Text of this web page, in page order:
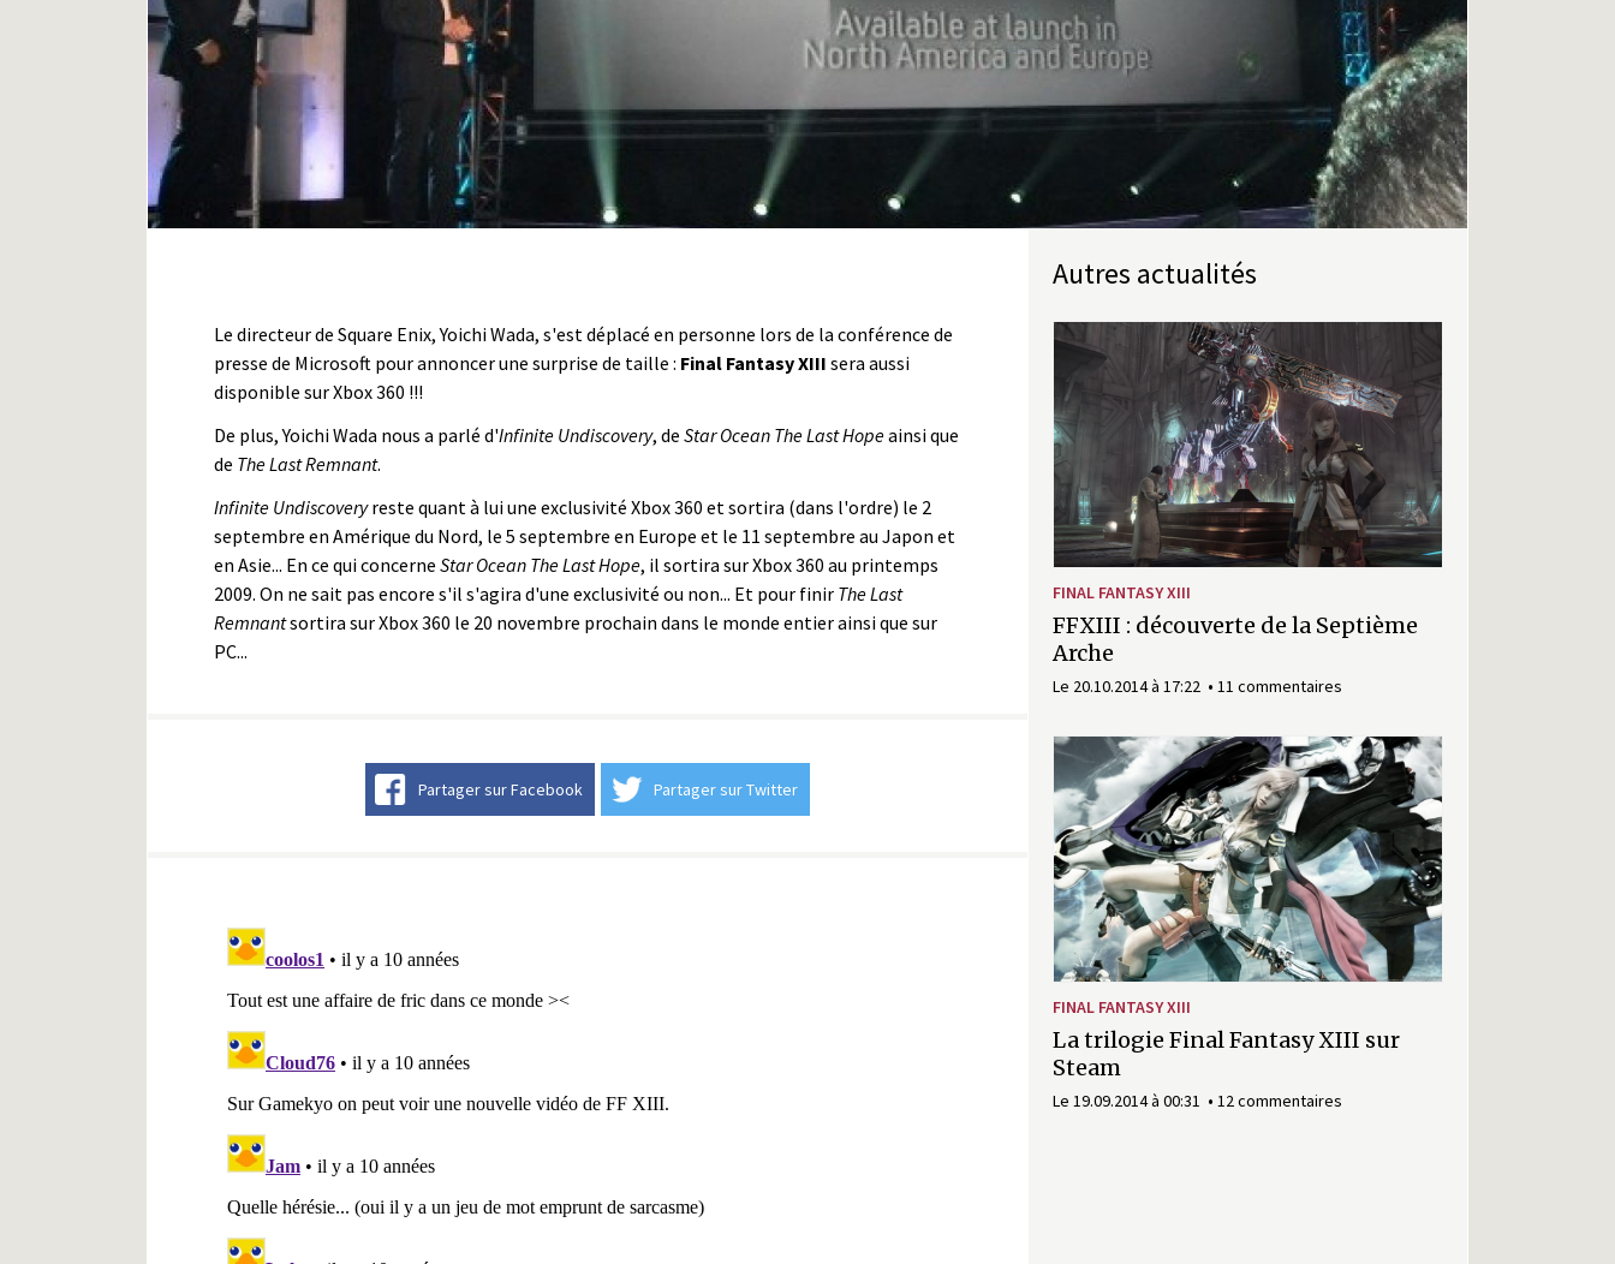
Le directeur de Square Enix, Yoichi Wada, s'est déplacé en personne lors de la conférence de
presse de Microsoft pour annoncer une surprise de taille : Final Fantasy XIII sera aussi
disponible sur Xbox 360 !!!
De plus, Yoichi Wada nous a parlé d'Infinite Undiscovery, de Star Ocean The Last Hopeainsi que
de The Last Remnant.
Infinite Undiscoveryreste quant à lui une exclusivité Xbox 360 et sortira (dans l'ordre) le 2
septembre en Amérique du Nord, le 5 septembre en Europe et le 11 septembre au Japon et
en Asie... En ce qui concerne Star Ocean The Last Hope, il sortira sur Xbox 360 au printemps
2009. On ne sait pas encore s'il s'agira d'une exclusivité ou non... Et pour finir The Last
Remnantsortira sur Xbox 360 le 20 novembre prochain dans le monde entier ainsi que sur
PC...
Partager sur Facebook Partager sur Twitter
Autres actualités
FINAL FANTASY XIII
FFXIII : découverte de la Septième
Arche
Le 20.10.2014 à 17:22 11 commentaires
FINAL FANTASY XIII
La trilogie Final Fantasy XIII sur
Steam
Le 19.09.2014 à 00:31 12 commentaires